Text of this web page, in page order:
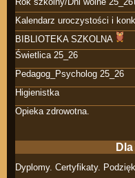
Kalendarz uroczystości i
BIBLIOTEKA SZKOLNA
Świetlica 25_26
Pedagog_Psycholog 25_26
Higienistka
Opieka zdrowotna.
Dyplomy. Certyfikaty.